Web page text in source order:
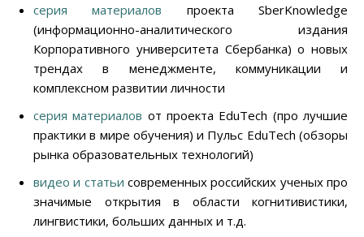
серия материалов проекта SberKnowledge
(информационно-аналитического издания
Корпоративного университета Сбербанка) о новых
трендах в менеджменте, коммуникации и
комплексном развитии личности
серия материалов от проекта EduTech (про лучшие
практики в мире обучения) и Пульс EduTech (обзоры
рынка образовательных технологий)
видео и статьи современных российских ученых про
значимые открытия в области когнитивистики,
лингвистики, больших данных и т.д.